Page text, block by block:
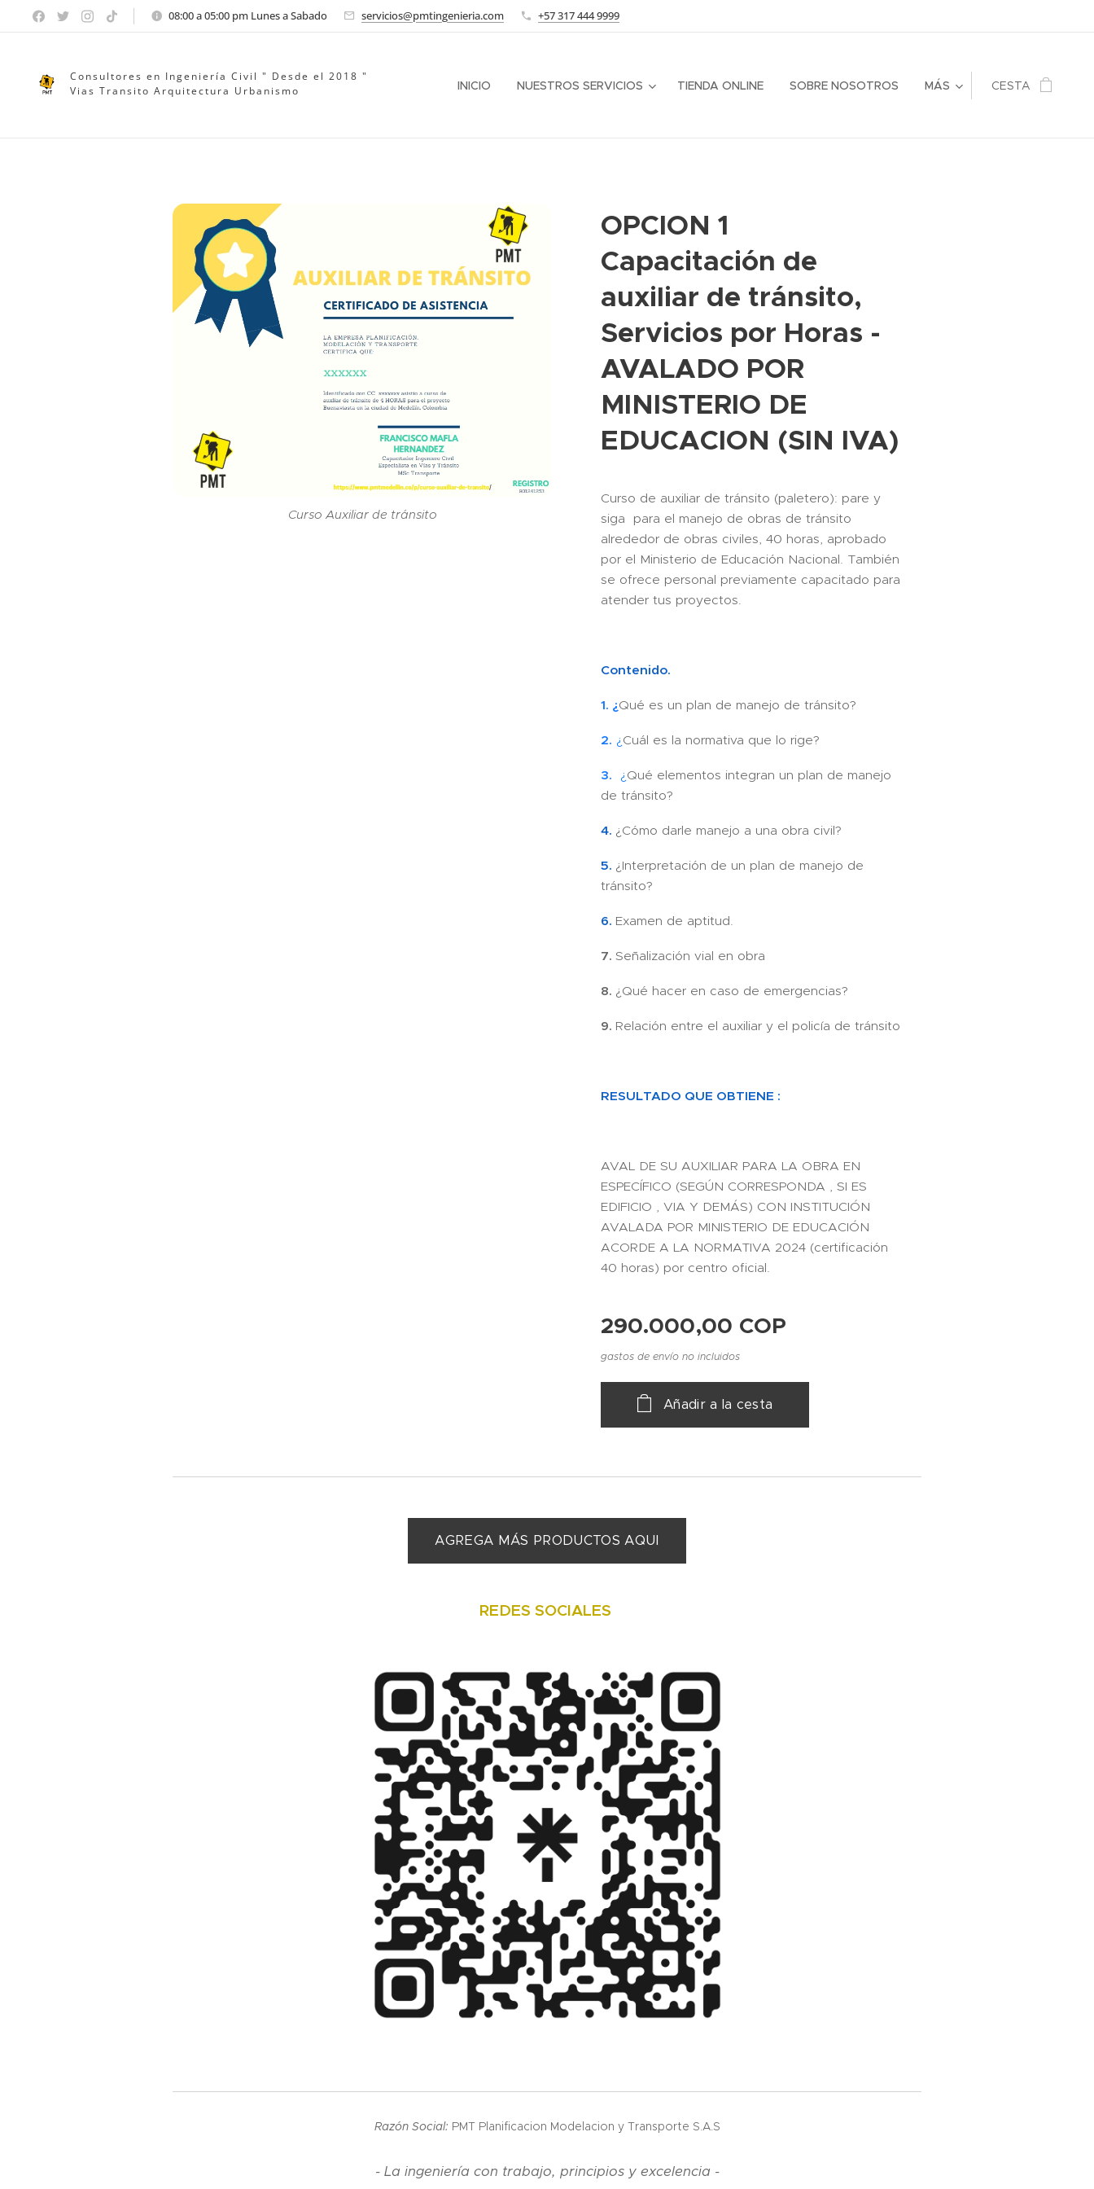
08:00 a 05:00 pm Lunes a Sabado servicios@pmtingenieria.com +57 317 444 9999
Consultores en Ingeniería Civil " Desde el 2018 "
Vias Transito Arquitectura Urbanismo
INICIO NUESTROS SERVICIOS TIENDA ONLINE SOBRE NOSOTROS MÁS CESTA
OPCION 1
Capacitación de
auxiliar de tránsito,
Servicios por Horas -
AVALADO POR
MINISTERIO DE
EDUCACION (SIN IVA)
Curso Auxiliar de tránsito
Curso de auxiliar de tránsito (paletero): pare y
siga para el manejo de obras de tránsito
alrededor de obras civiles, 40 horas, aprobado
por el Ministerio de Educación Nacional. También
se ofrece personal previamente capacitado para
atender tus proyectos.
Contenido.
1. ¿Qué es un plan de manejo de tránsito?
2. ¿ Cuál es la normativa que lo rige?
3. ¿ Qué elementos integran un plan de manejo
de tránsito?
4. ¿Cómo darle manejo a una obra civil?
5. ¿Interpretación de un plan de manejo de
tránsito?
6. Examen de aptitud.
7. Señalización vial en obra
8. ¿Qué hacer en caso de emergencias?
9. Relación entre el auxiliar y el policía de tránsito
RESULTADO QUE OBTIENE :
AVAL DE SU AUXILIAR PARA LA OBRA EN
ESPECÍFICO (SEGÚN CORRESPONDA , SI ES
EDIFICIO , VIA Y DEMÁS) CON INSTITUCIÓN
AVALADA POR MINISTERIO DE EDUCACIÓN
ACORDE A LA NORMATIVA 2024 (certificación
40 horas) por centro oficial.
290.000,00 COP
gastos de envío no incluidos
Añadir a la cesta
AGREGA MÁS PRODUCTOS AQUI
REDES SOCIALES
Razón Social: PMT Planificacion Modelacion y Transporte S.A.S
- La ingeniería con trabajo, principios y excelencia -